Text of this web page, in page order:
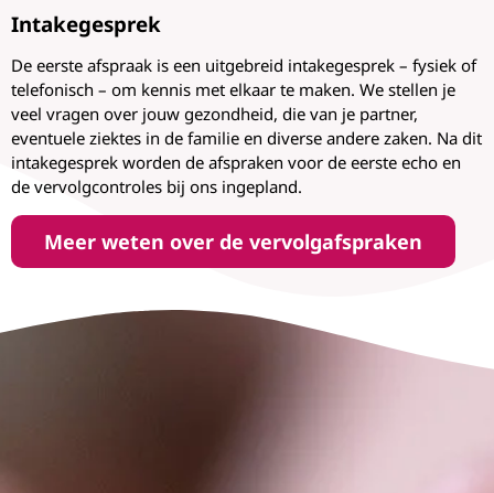
Intakegesprek
De eerste afspraak is een uitgebreid intakegesprek – fysiek of
telefonisch – om kennis met elkaar te maken. We stellen je
veel vragen over jouw gezondheid, die van je partner,
eventuele ziektes in de familie en diverse andere zaken. Na dit
intakegesprek worden de afspraken voor de eerste echo en
de vervolgcontroles bij ons ingepland.
Meer weten over de vervolgafspraken